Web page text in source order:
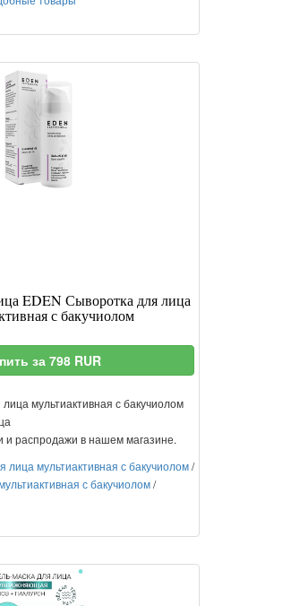
EDEN Сыворотка для лица
с бакучиолом
за 798 RUR
мультиактивная с бакучиолом
и распродажи в нашем магазине.
лица мультиактивная с бакучиолом/
с бакучиолом/